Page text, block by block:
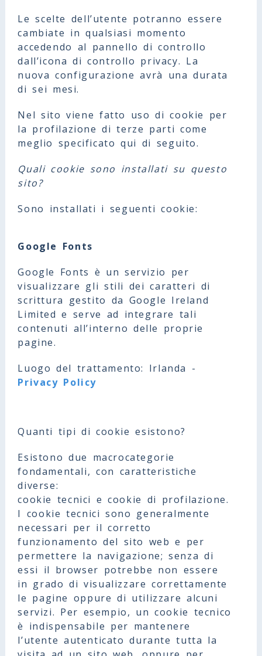
Le scelte dell’utente potranno essere
cambiate in qualsiasi momento
accedendo al pannello di controllo
dall’icona di controllo privacy. La
nuova configurazione avrà una durata
di sei mesi.
Nel sito viene fatto uso di cookie per
la profilazione di terze parti come
meglio specificato qui di seguito.
Quali cookie sono installati su questo
sito?
Sono installati i seguenti cookie:
Google Fonts
Google Fonts è un servizio per
visualizzare gli stili dei caratteri di
scrittura gestito da Google Ireland
Limited e serve ad integrare tali
contenuti all’interno delle proprie
pagine.
Luogo del trattamento: Irlanda -
Privacy Policy
Quanti tipi di cookie esistono?
Esistono due macrocategorie
fondamentali, con caratteristiche
diverse:
cookie tecnici e cookie di profilazione.
I cookie tecnici sono generalmente
necessari per il corretto
funzionamento del sito web e per
permettere la navigazione; senza di
essi il browser potrebbe non essere
in grado di visualizzare correttamente
le pagine oppure di utilizzare alcuni
servizi. Per esempio, un cookie tecnico
è indispensabile per mantenere
l’utente autenticato durante tutta la